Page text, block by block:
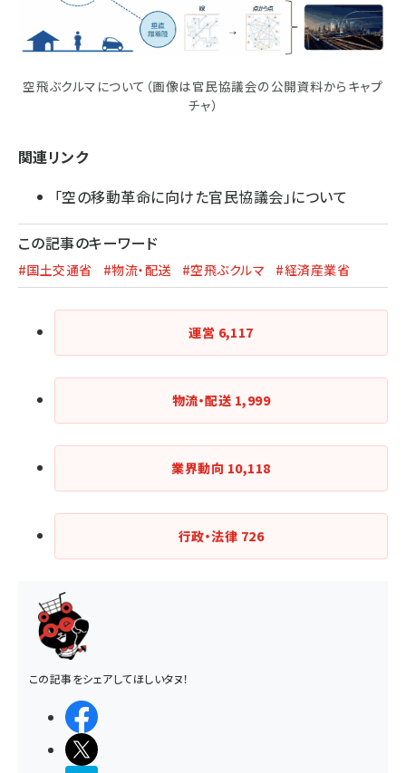
空飛ぶクルマについて（画像は官民協議会の公開資料からキャプ
チャ）
関連リンク
「空の移動革命に向けた官民協議会」について
この記事のキーワード
#国土交通省 #物流・配送 #空飛ぶクルマ #経済産業省
運営 6,117
物流・配送 1,999
業界動向 10,118
行政・法律 726
この記事をシェアしてほしいタヌ！